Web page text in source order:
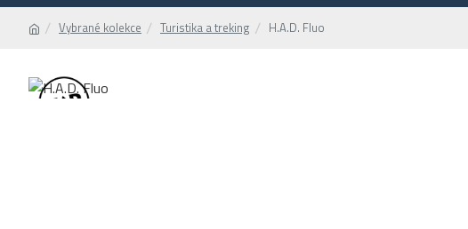
Vybrané kolekce Turistika a treking H.A.D. Fluo